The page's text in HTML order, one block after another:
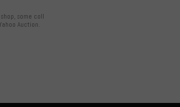
some coll
Auction.